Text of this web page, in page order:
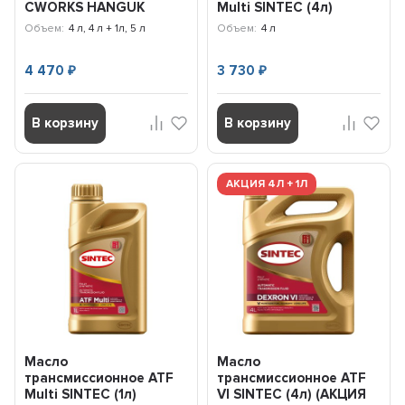
CWORKS HANGUK
MULTI ATF (5л) (АКЦИЯ
Объем: 4 л, 4 л + 1л, 5 л
4 470₽
В корзину
Multi SINTEC (4л)
324710
Объем: 4 л
3 730 ₽
В корзину
Масло
трансмиссионное ATF
Multi SINTEC (1л)
АКЦИЯ 4Л + 1Л
Масло
трансмиссионное ATF
VI SINTEC (4л) (АКЦИЯ